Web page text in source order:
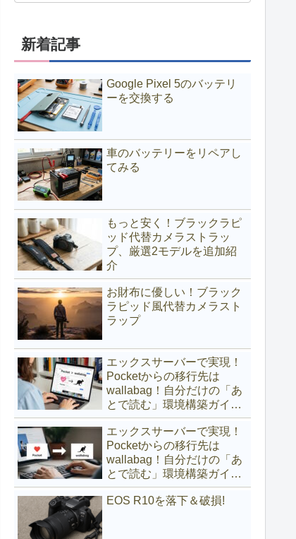
新着記事
Google Pixel 5のバッテリ
ーを交換する
車のバッテリーをリペアし
てみる
もっと安く！ブラックラピ
ッド代替カメラストラッ
プ、厳選2モデルを追加紹
介
お財布に優しい！ブラック
ラピッド風代替カメラスト
ラップ
エックスサーバーで実現！
Pocketからの移行先は
wallabag！自分だけの「あ
とで読む」環境構築ガイド
(サブディレクトリ編)
エックスサーバーで実現！
Pocketからの移行先は
wallabag！自分だけの「あ
とで読む」環境構築ガイド
(サブドメイン編)
EOS R10を落下＆破損!